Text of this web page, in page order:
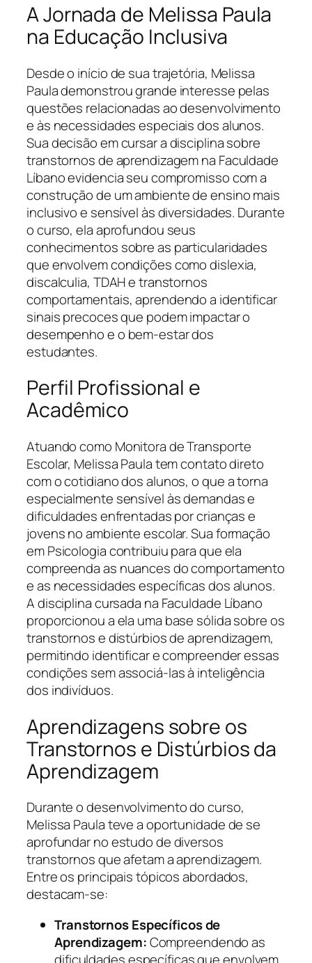
A Jornada de Melissa Paula
na Educação Inclusiva
Desde o início de sua trajetória, Melissa
Paula demonstrou grande interesse pelas
questões relacionadas ao desenvolvimento
e às necessidades especiais dos alunos.
Sua decisão em cursar a disciplina sobre
transtornos de aprendizagem na Faculdade
Líbano evidencia seu compromisso com a
construção de um ambiente de ensino mais
inclusivo e sensível às diversidades. Durante
o curso, ela aprofundou seus
conhecimentos sobre as particularidades
que envolvem condições como dislexia,
discalculia, TDAH e transtornos
comportamentais, aprendendo a identificar
sinais precoces que podem impactar o
desempenho e o bem-estar dos
estudantes.
Perfil Profissional e
Acadêmico
Atuando como Monitora de Transporte
Escolar, Melissa Paula tem contato direto
com o cotidiano dos alunos, o que a torna
especialmente sensível às demandas e
dificuldades enfrentadas por crianças e
jovens no ambiente escolar. Sua formação
em Psicologia contribuiu para que ela
compreenda as nuances do comportamento
e as necessidades específicas dos alunos.
A disciplina cursada na Faculdade Líbano
proporcionou a ela uma base sólida sobre os
transtornos e distúrbios de aprendizagem,
permitindo identificar e compreender essas
condições sem associá-las à inteligência
dos indivíduos.
Aprendizagens sobre os
Transtornos e Distúrbios da
Aprendizagem
Durante o desenvolvimento do curso,
Melissa Paula teve a oportunidade de se
aprofundar no estudo de diversos
transtornos que afetam a aprendizagem.
Entre os principais tópicos abordados,
destacam-se:
Transtornos Específicos de
Aprendizagem:Compreendendo as